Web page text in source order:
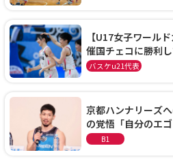
【U17女子ワール
催国チェコに勝利
通過！準々決勝の
バスケu21代表
京都ハンナリーズ
の覚悟「自分のエ
に、京都に来たわけ
B1